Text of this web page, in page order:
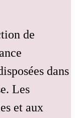
de
dans
Les
et aux